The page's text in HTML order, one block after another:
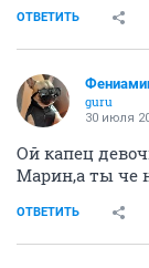
ОТВЕТИТЬ
guru
30 июля
Ой капец
Марин,а ты че
ОТВЕТИТЬ